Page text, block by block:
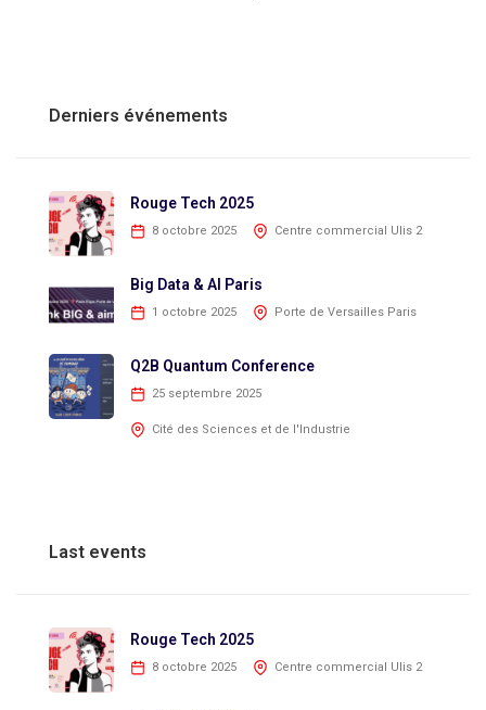
Derniers événements
Rouge Tech 2025
8 octobre 2025 Centre commercial Ulis 2
Big Data & AI Paris
1 octobre 2025 Porte de Versailles Paris
Q2B Quantum Conference
25 septembre 2025
Cité des Sciences et de l'Industrie
Last events
Rouge Tech 2025
8 octobre 2025 Centre commercial Ulis 2